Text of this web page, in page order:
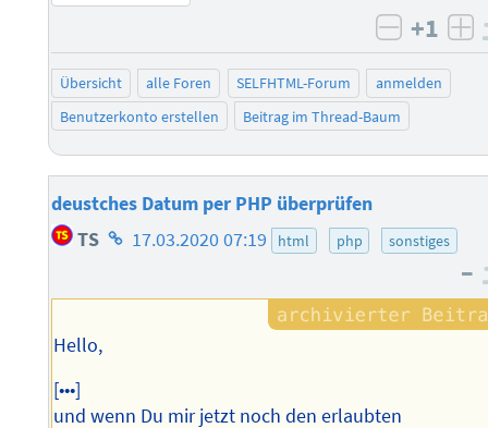
negativ
+1
Übersicht alle Foren SELFHTML-Forum
anmelden
Benutzerkonto erstellen
Beitrag im Thread-Baum
deustches Datum per PHP überprüfen
TS Homepage
Autors
17.03.2020 07:19 html php sonstiges
–
Hello,
[•••]
und wenn Du mir jetzt noch den erlaubten